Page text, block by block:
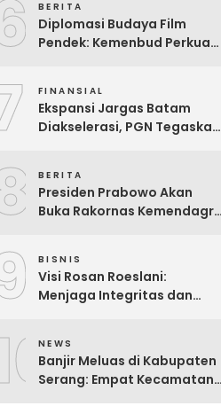
BERITA
Diplomasi Budaya Film
Pendek: Kemenbud Perkuat
untuk Jangkauan Global
FINANSIAL
Ekspansi Jargas Batam
Diakselerasi, PGN Tegaskan
BERITA
Presiden Prabowo Akan
Buka Rakornas Kemendagri
Emas 2045
BISNIS
Visi Rosan Roeslani:
Menjaga Integritas dan
BUMN.
NEWS
Banjir Meluas di Kabupaten
Serang: Empat Kecamatan